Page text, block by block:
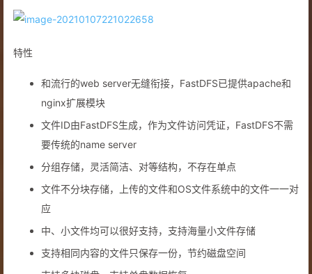
特性
和流行的web server无缝衔接，FastDFS已提供apache和
nginx扩展模块
文件ID由FastDFS生成，作为文件访问凭证，FastDFS不需
要传统的name server
分组存储，灵活简洁、对等结构，不存在单点
文件不分块存储，上传的文件和OS文件系统中的文件一一对
应
中、小文件均可以很好支持，支持海量小文件存储
支持相同内容的文件只保存一份，节约磁盘空间